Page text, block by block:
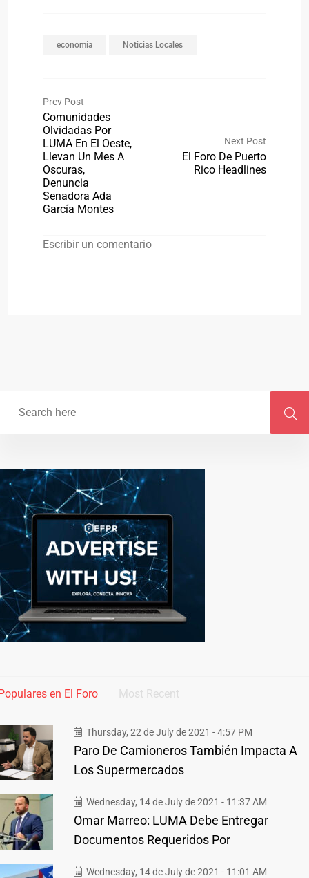
economía Noticias Locales
Prev Post
Comunidades
Olvidadas Por
LUMA En El Oeste,
Llevan Un Mes A
Oscuras,
Denuncia
Senadora Ada
García Montes
Next Post
El Foro De Puerto
Rico Headlines
Escribir un comentario
en El Foro Most Recent
Thursday, 22 de July de 2021 - 4:57 PM
Paro De Camioneros También Impacta A
Los Supermercados
Wednesday, 14 de July de 2021 - 11:37 AM
Omar Marreo: LUMA Debe Entregar
Documentos Requeridos Por
Wednesday, 14 de July de 2021 - 11:01 AM